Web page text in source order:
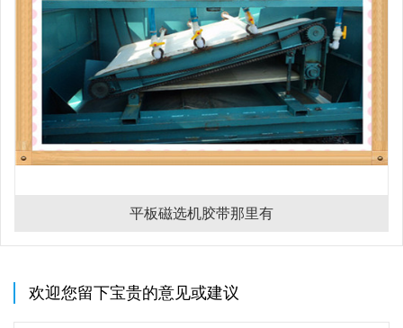
平板磁选机胶带那里有
欢迎您留下宝贵的意见或建议